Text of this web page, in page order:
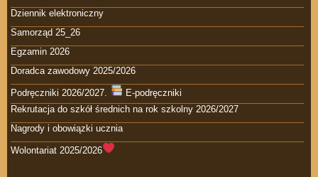
Dziennik elektroniczny
Samorząd 25_26
Egzamin 2026
Doradca zawodowy 2025/2026
Podręczniki 2026/2027.
E-podręczniki
Rekrutacja do szkół średnich na rok szkolny 2026/2027
Nagrody i obowiązki ucznia
Wolontariat 2025/2026